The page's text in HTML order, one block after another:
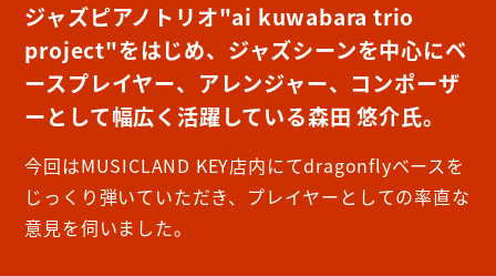
ジャズピアノトリオ"ai kuwabara trio
project"をはじめ、ジャズシーンを中心にベ
ースプレイヤー、アレンジャー、コンポーザ
ーとして幅広く活躍している森田 悠介氏。
今回はMUSICLAND KEY店内にてdragonflyベースを
じっくり弾いていただき、プレイヤーとしての率直な
意見を伺いました。